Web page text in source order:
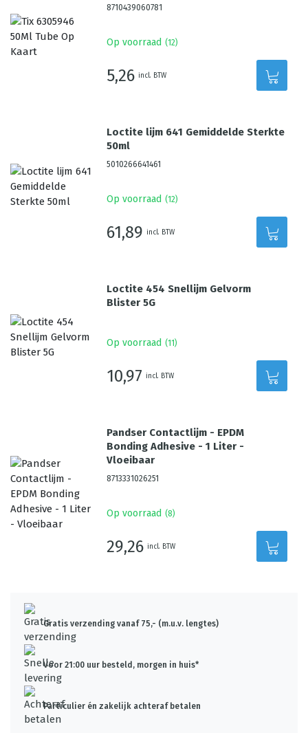
8710439060781
Op voorraad (12)
5,26 incl. BTW
Loctite lijm 641 Gemiddelde Sterkte
50ml
5010266641461
Op voorraad (12)
61,89 incl. BTW
Loctite 454 Snellijm Gelvorm
Blister 5G
Op voorraad (11 )
10,97 incl. BTW
Pandser Contactlijm - EPDM
Bonding Adhesive - 1 Liter -
Vloeibaar
8713331026251
Op voorraad (8)
29,26 incl. BTW
Gratis verzending vanaf 75,- (m.u.v. lengtes)
Voor 21:00 uur besteld, morgen in huis*
Particulier én zakelijk achteraf betalen